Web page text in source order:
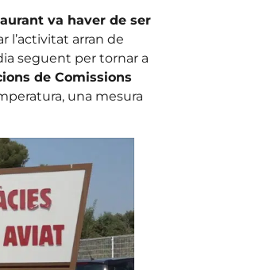
va haver de ser
l’activitat arran de
seguent per tornar a
de Comissions
una mesura